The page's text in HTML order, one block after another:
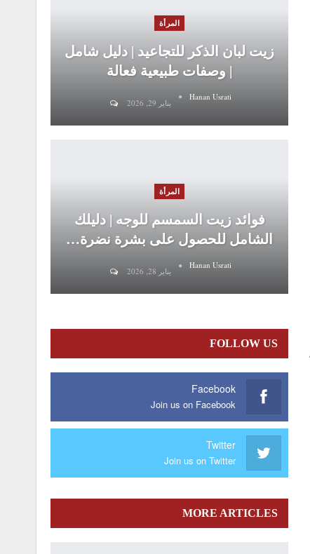
المرأة
زيت لبان الذكر للتجاعيد | دليل شامل
| وصفات طبيعية فعالة
Hanan Usrati
يناير 29, 2026
المرأة
فوائد زيت السمسم للوجه | دليلك
الشامل للحصول على بشرة نضرة…
Hanan Usrati
يناير 28, 2026
FOLLOW US
Facebook
Join us on Facebook
Twitter
Join us on Twitter
MORE ARTICLES